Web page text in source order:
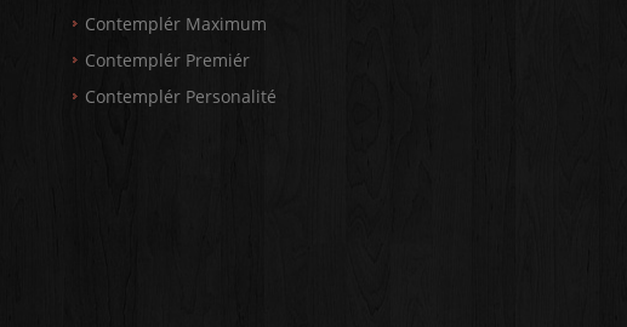
Contemplér Maximum
Contemplér Premiér
Contemplér Personalité